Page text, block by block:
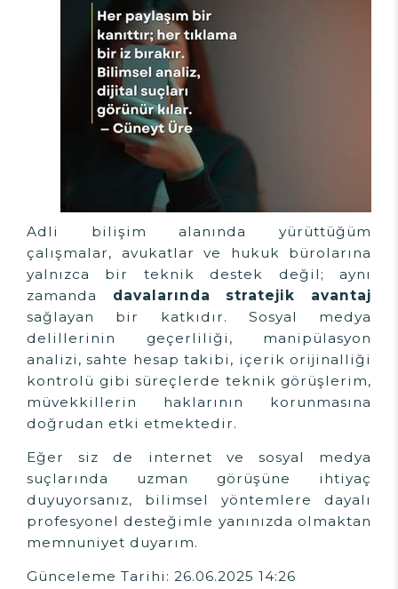
Adli bilişim alanında yürüttüğüm
çalışmalar, avukatlar ve hukuk bürolarına
yalnızca bir teknik destek değil; aynı
zamanda davalarında stratejik avantaj
sağlayan bir katkıdır. Sosyal medya
delillerinin geçerliliği, manipülasyon
analizi, sahte hesap takibi, içerik orijinalliği
kontrolü gibi süreçlerde teknik görüşlerim,
müvekkillerin haklarının korunmasına
doğrudan etki etmektedir.
Eğer siz de internet ve sosyal medya
suçlarında uzman görüşüne ihtiyaç
duyuyorsanız, bilimsel yöntemlere dayalı
profesyonel desteğimle yanınızda olmaktan
memnuniyet duyarım.
Günceleme Tarihi: 26.06.2025 14:26